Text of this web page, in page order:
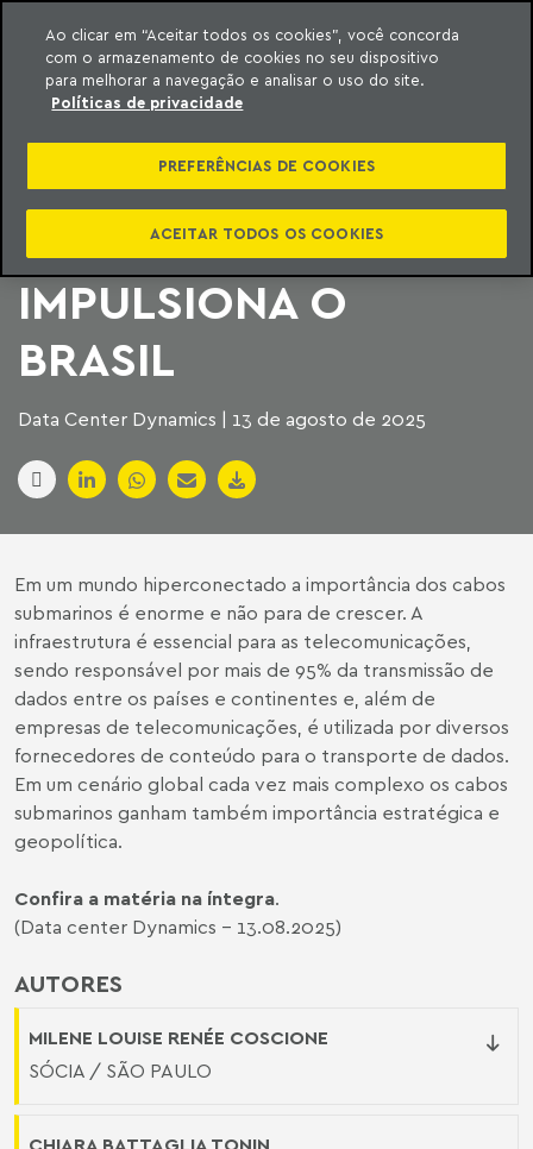
o conteúdo
Machado Meyer
POR SOB O MAR: A
COLUNA VERTEBRAL
DIGITAL QUE
IMPULSIONA O
BRASIL
Data Center Dynamics | 13 de agosto de 2025
AUTORES
MILENE LOUISE RENÉE COSCIONE
SÓCIA / SÃO PAULO
CHIARA BATTAGLIA TONIN
Em um mundo hiperconectado a importância dos cabos
submarinos é enorme e não para de crescer. A
infraestrutura é essencial para as telecomunicações,
sendo responsável por mais de 95% da transmissão de
dados entre os países e continentes e, além de
empresas de telecomunicações, é utilizada por diversos
fornecedores de conteúdo para o transporte de dados.
Em um cenário global cada vez mais complexo os cabos
submarinos ganham também importância estratégica e
geopolítica.
Confira a matéria na íntegra.
(Data center Dynamics - 13.08.2025)
Ao clicar em “Aceitar todos os cookies”, você concorda
com o armazenamento de cookies no seu dispositivo
para melhorar a navegação e analisar o uso do site.
Políticas de privacidade
PREFERÊNCIAS DE COOKIES
ACEITAR TODOS OS COOKIES